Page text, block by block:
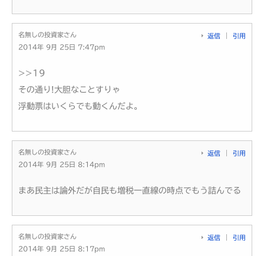
名無しの投資家さん
2014年 9月 25日 7:47pm
返信 引用
>>19
その通り!大胆なことすりゃ
浮動票はいくらでも動くんだよ。
名無しの投資家さん
2014年 9月 25日 8:14pm
返信 引用
まあ民主は論外だが自民も増税一直線の時点でもう詰んでる
名無しの投資家さん
2014年 9月 25日 8:17pm
返信 引用